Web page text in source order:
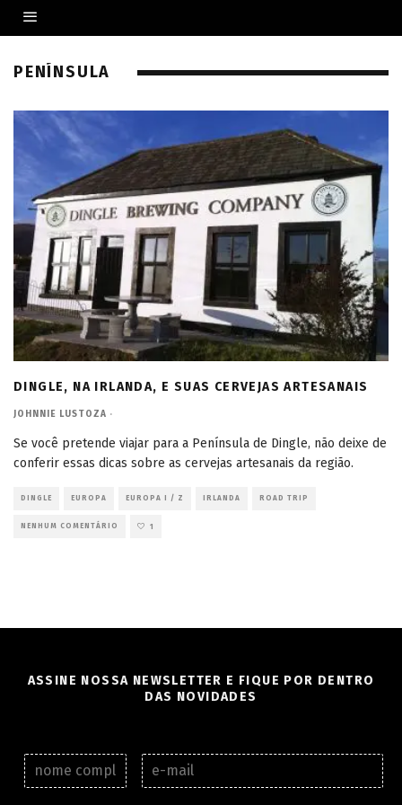
PENÍNSULA
DINGLE, NA IRLANDA, E SUAS CERVEJAS ARTESANAIS
JOHNNIE LUSTOZA ·
Se você pretende viajar para a Península de Dingle, não deixe de
conferir essas dicas sobre as cervejas artesanais da região.
DINGLE EUROPA EUROPA I / Z IRLANDA ROAD TRIP
NENHUM COMENTÁRIO 1
ASSINE NOSSA NEWSLETTER E FIQUE POR DENTRO
DAS NOVIDADES
N
o